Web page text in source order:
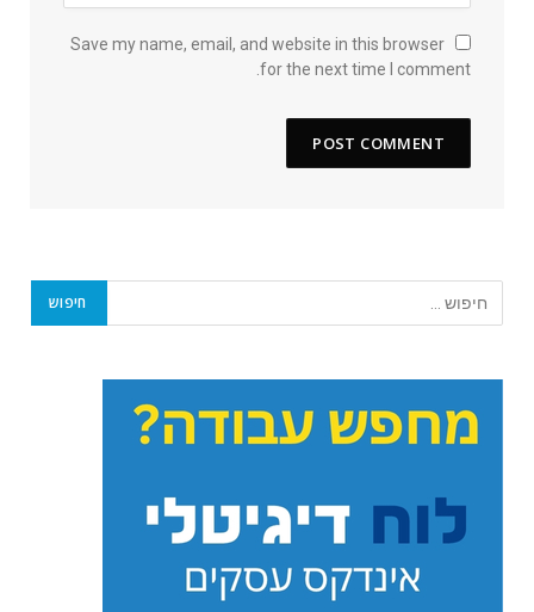
Save my name, email, and website in this browser
for the next time I comment.